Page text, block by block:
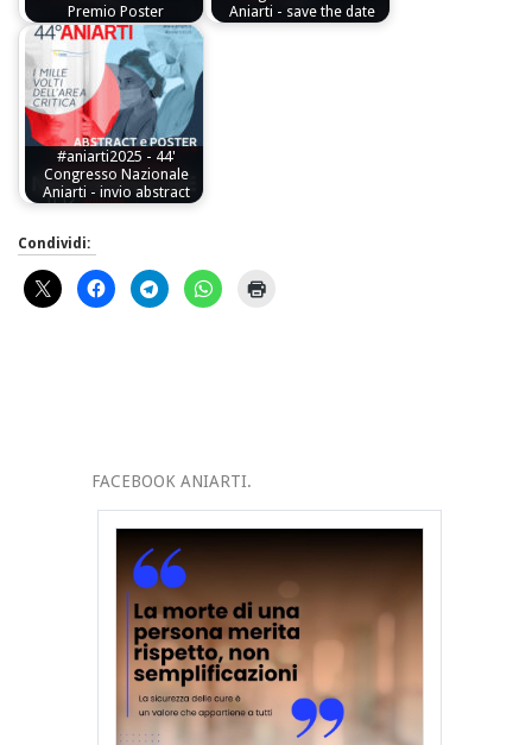
Premio Poster
Aniarti - save the date
#aniarti2025 - 44'
Congresso Nazionale
Aniarti - invio abstract
Condividi:
FACEBOOK ANIARTI.